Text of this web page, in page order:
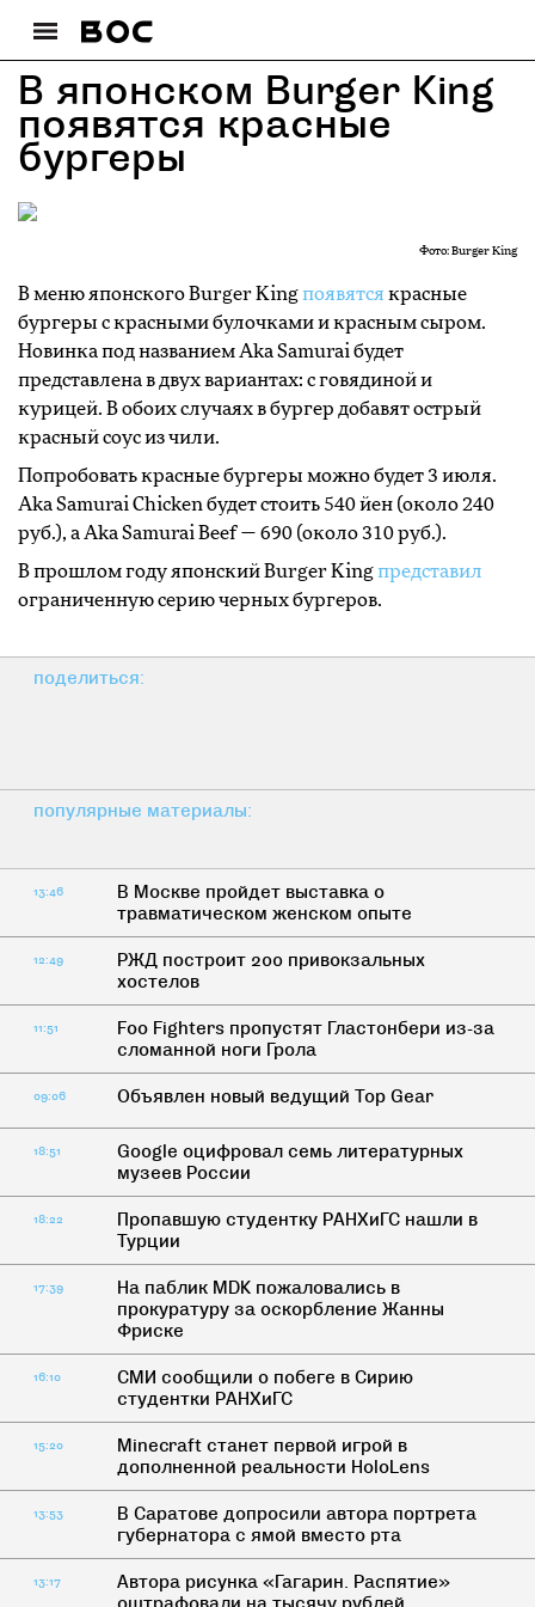
В японском Burger King
появятся красные
бургеры
Фото: Burger King
В меню японского Burger Kingпоявятся красные
бургеры с красными булочками и красным сыром.
Новинка под названием Aka Samurai будет
представлена в двух вариантах: с говядиной и
курицей. В обоих случаях в бургер добавят острый
красный соус из чили.
Попробовать красные бургеры можно будет 3 июля.
Aka Samurai Chicken будет стоить 540 йен (около 240
руб.), а Aka Samurai Beef — 690 (около 310 руб.).
В прошлом году японский Burger Kingпредставил
ограниченную серию черных бургеров.
поделиться:
популярные материалы:
13:46
В Москве пройдет выставка о
травматическом женском опыте
12:49
РЖД построит 200 привокзальных
хостелов
11:51
Foo Fighters пропустят Гластонбери из-за
сломанной ноги Грола
09:06 Объявлен новый ведущий Top Gear
18:51
Google оцифровал семь литературных
музеев России
18:22
Пропавшую студентку РАНХиГС нашли в
Турции
17:39
На паблик MDK пожаловались в
прокуратуру за оскорбление Жанны
Фриске
16:10
СМИ сообщили о побеге в Сирию
студентки РАНХиГС
15:20
Minecraft станет первой игрой в
дополненной реальности HoloLens
13:53
В Саратове допросили автора портрета
губернатора с ямой вместо рта
13:17
Автора рисунка «Гагарин. Распятие»